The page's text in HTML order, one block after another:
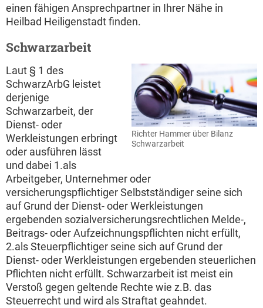
einen fähigen Ansprechpartner in Ihrer Nähe in
Heilbad Heiligenstadt finden.
Schwarzarbeit
Richter Hammer über Bilanz
Schwarzarbeit
Laut § 1 des
SchwarzArbG leistet
derjenige
Schwarzarbeit, der
Dienst- oder
Werkleistungen erbringt
oder ausführen lässt
und dabei 1.als
Arbeitgeber, Unternehmer oder
versicherungspflichtiger Selbstständiger seine sich
auf Grund der Dienst- oder Werkleistungen
ergebenden sozialversicherungsrechtlichen Melde-,
Beitrags- oder Aufzeichnungspflichten nicht erfüllt,
2.als Steuerpflichtiger seine sich auf Grund der
Dienst- oder Werkleistungen ergebenden steuerlichen
Pflichten nicht erfüllt. Schwarzarbeit ist meist ein
Verstoß gegen geltende Rechte wie z.B. das
Steuerrecht und wird als Straftat geahndet.